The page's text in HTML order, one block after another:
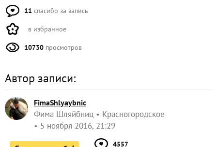
11 спасибо за запись
в избранное
10730 просмотров
Автор записи:
FimaShlyaybnic
Фима Шляйбниц
Красногородское
5 ноября 2016, 21:29
4557